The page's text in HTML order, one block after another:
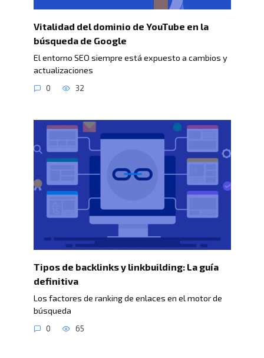
Vitalidad del dominio de YouTube en la
búsqueda de Google
El entorno SEO siempre está expuesto a cambios y
actualizaciones
0 32
Tipos de backlinks y linkbuilding: La guía
definitiva
Los factores de ranking de enlaces en el motor de
búsqueda
0 65